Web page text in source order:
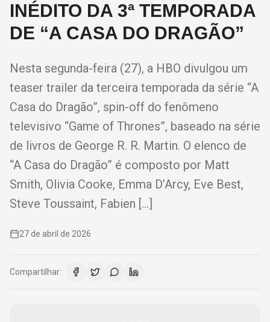
INÉDITO DA 3ª TEMPORADA
DE “A CASA DO DRAGÃO”
Nesta segunda-feira (27), a HBO divulgou um
teaser trailer da terceira temporada da série “A
Casa do Dragão”, spin-off do fenômeno
televisivo “Game of Thrones”, baseado na série
de livros de George R. R. Martin. O elenco de
“A Casa do Dragão” é composto por Matt
Smith, Olivia Cooke, Emma D’Arcy, Eve Best,
Steve Toussaint, Fabien […]
27 de abril de 2026
Compartilhar: